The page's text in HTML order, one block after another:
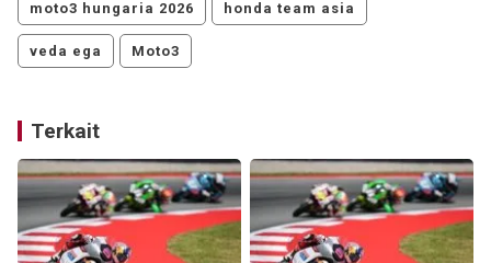
moto3 hungaria 2026 honda team asia
veda ega Moto3
Terkait